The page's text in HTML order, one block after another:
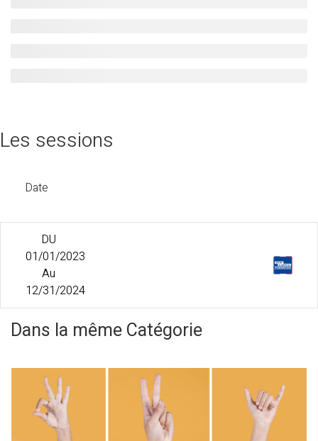
Les sessions
Date
DU
01/01/2023
Au
12/31/2024
Dans la même Catégorie